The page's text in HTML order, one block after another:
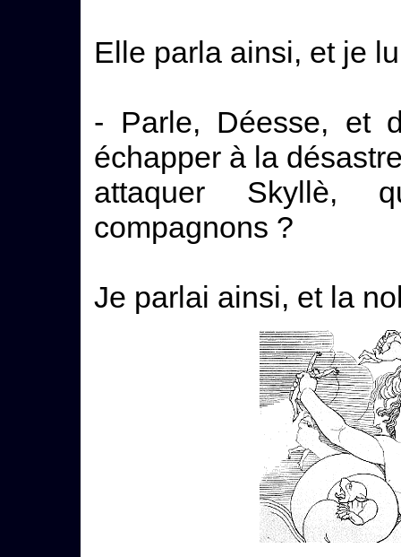
Elle parla ainsi, et je
- Parle, Déesse, et
échapper à la
attaquer Skyllè,
compagnons ?
Je parlai ainsi, et la